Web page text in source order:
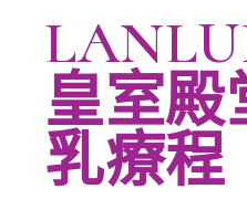
皇室殿
乳療程